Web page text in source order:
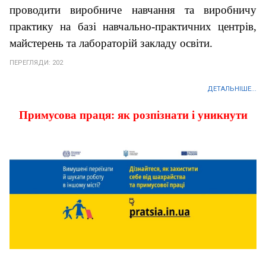
проводити виробниче навчання та виробничу
практику на базі навчально-практичних центрів,
майстерень та лабораторій закладу освіти.
ПЕРЕГЛЯДИ: 202
ДЕТАЛЬНІШЕ...
Примусова праця: як розпізнати і уникнути